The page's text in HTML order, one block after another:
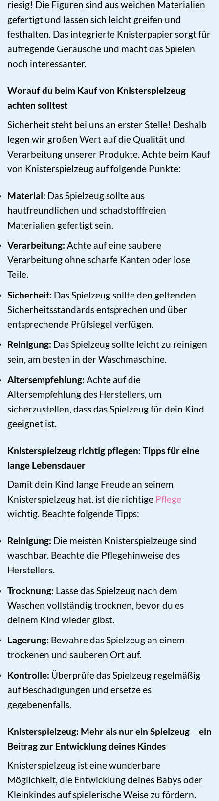
riesig! Die Figuren sind aus weichen Materialien
gefertigt und lassen sich leicht greifen und
festhalten. Das integrierte Knisterpapier sorgt für
aufregende Geräusche und macht das Spielen
noch interessanter.
Worauf du beim Kauf von Knisterspielzeug
achten solltest
Sicherheit steht bei uns an erster Stelle! Deshalb
legen wir großen Wert auf die Qualität und
Verarbeitung unserer Produkte. Achte beim Kauf
von Knisterspielzeug auf folgende Punkte:
Material: Das Spielzeug sollte aus
hautfreundlichen und schadstofffreien
Materialien gefertigt sein.
Verarbeitung: Achte auf eine saubere
Verarbeitung ohne scharfe Kanten oder lose
Teile.
Sicherheit: Das Spielzeug sollte den geltenden
Sicherheitsstandards entsprechen und über
entsprechende Prüfsiegel verfügen.
Reinigung: Das Spielzeug sollte leicht zu reinigen
sein, am besten in der Waschmaschine.
Altersempfehlung: Achte auf die
Altersempfehlung des Herstellers, um
sicherzustellen, dass das Spielzeug für dein Kind
geeignet ist.
Knisterspielzeug richtig pflegen: Tipps für eine
lange Lebensdauer
Damit dein Kind lange Freude an seinem
Knisterspielzeug hat, ist die richtige Pflege
wichtig. Beachte folgende Tipps:
Reinigung: Die meisten Knisterspielzeuge sind
waschbar. Beachte die Pflegehinweise des
Herstellers.
Trocknung: Lasse das Spielzeug nach dem
Waschen vollständig trocknen, bevor du es
deinem Kind wieder gibst.
Lagerung: Bewahre das Spielzeug an einem
trockenen und sauberen Ort auf.
Kontrolle: Überprüfe das Spielzeug regelmäßig
auf Beschädigungen und ersetze es
gegebenenfalls.
Knisterspielzeug: Mehr als nur ein Spielzeug – ein
Beitrag zur Entwicklung deines Kindes
Knisterspielzeug ist eine wunderbare
Möglichkeit, die Entwicklung deines Babys oder
Kleinkindes auf spielerische Weise zu fördern.